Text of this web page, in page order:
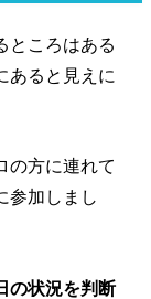
ところはある
あると見えに
の方に連れて
参加しまし
の状況を判断